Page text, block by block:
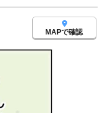
MAPで確認